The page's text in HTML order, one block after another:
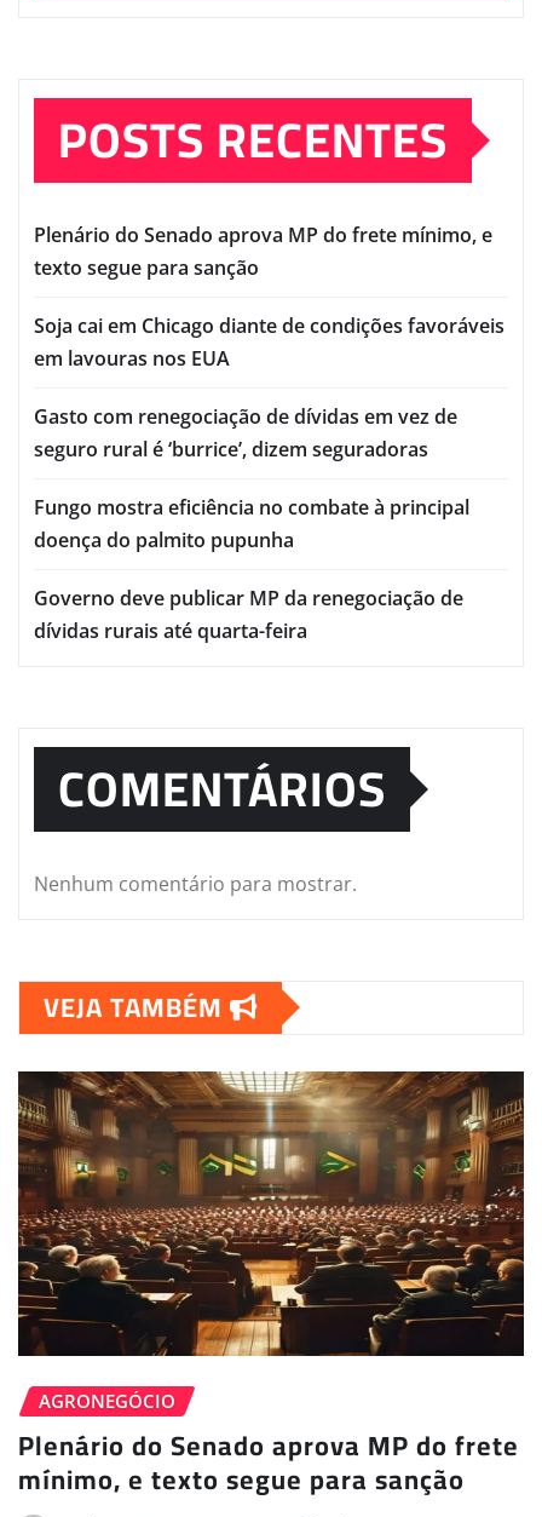
POSTS RECENTES
Plenário do Senado aprova MP do frete mínimo, e
texto segue para sanção
Soja cai em Chicago diante de condições favoráveis
em lavouras nos EUA
Gasto com renegociação de dívidas em vez de
seguro rural é ‘burrice’, dizem seguradoras
Fungo mostra eficiência no combate à principal
doença do palmito pupunha
Governo deve publicar MP da renegociação de
dívidas rurais até quarta-feira
COMENTÁRIOS
Nenhum comentário para mostrar.
VEJA TAMBÉM
AGRONEGÓCIO
Plenário do Senado aprova MP do frete
mínimo, e texto segue para sanção